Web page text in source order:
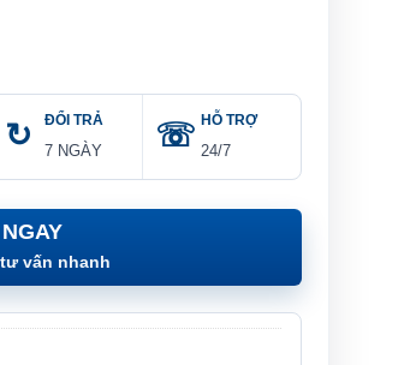
ĐỔI TRẢ
7 NGÀY
HỖ TRỢ
24/7
vấn nhanh